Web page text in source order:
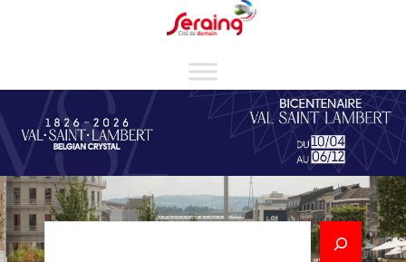
Rechercher
Cookies management panel